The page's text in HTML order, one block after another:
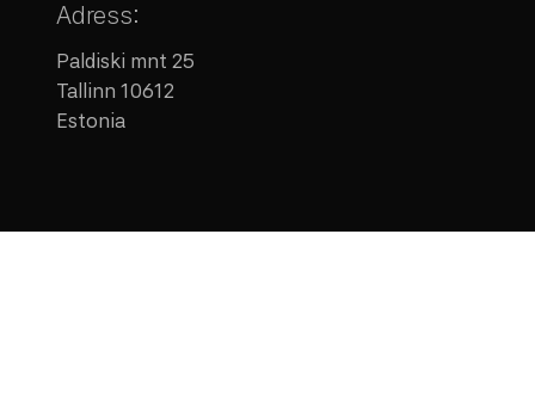
Adress:
Paldiski mnt 25
Tallinn 10612
Estonia